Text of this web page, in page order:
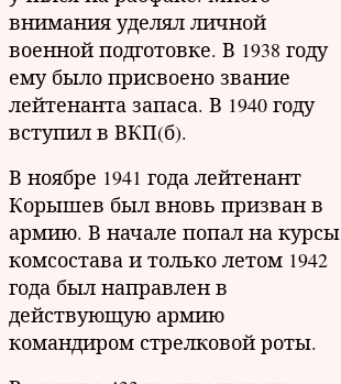
внимания уделял личной
военной подготовке. В 1938 году
ему было присвоено звание
лейтенанта запаса. В 1940 году
вступил в ВКП(б).
В ноябре 1941 года лейтенант
Корышев был вновь призван в
армию. В начале попал на курсы
комсостава и только летом 1942
года был направлен в
действующую армию
командиром стрелковой роты.